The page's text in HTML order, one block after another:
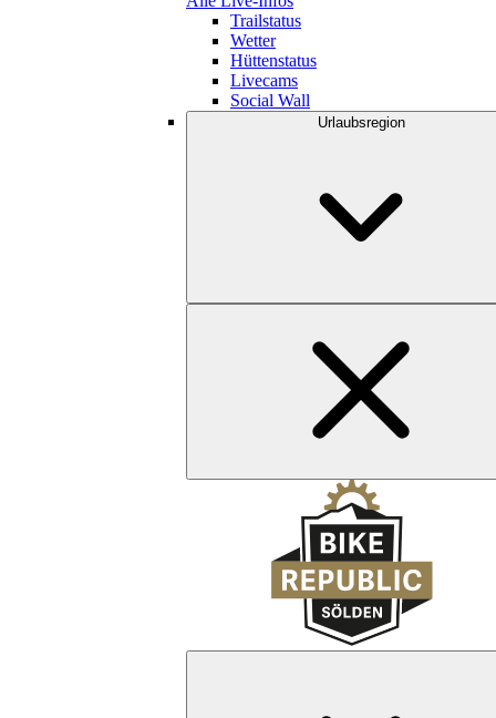
Trailstatus
Wetter
Hüttenstatus
Livecams
Social Wall
Urlaubsregion